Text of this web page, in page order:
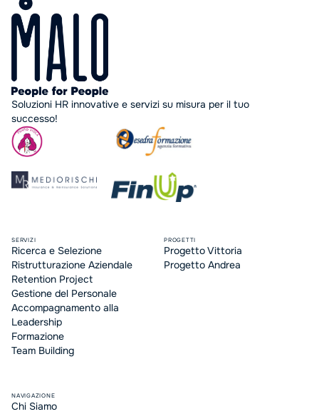
Soluzioni HR innovative e servizi su misura per il tuo
successo!
SERVIZI
Ricerca e Selezione
Ristrutturazione Aziendale
Retention Project
Gestione del Personale
Accompagnamento alla
Leadership
Formazione
Team Building
PROGETTI
Progetto Vittoria
Progetto Andrea
NAVIGAZIONE
Chi Siamo